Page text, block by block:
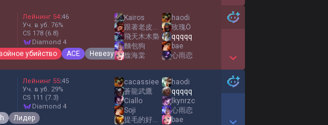
Show More Detail Games
Лейнинг 54:46
Уч. в уб. 76%
CS 178 (6.8)
diamond 4
убийство ACE Невезучий
Kairos
跟著老皮一起嗨
飛天木木梟
麵包狗
馥海棠
haodi
玫瑰Ö
qqqqq
bae
心雨恋
Show More Detail Games
Лейнинг 55:45
Уч. в уб. 29%
CS 111 (7.3)
diamond 4
Лидер
cacassiee
蒼龍武鷹
Ciallo
Soji
提毛的好夥伴提菇
haodi
qqqqq
lkynrzc
心雨恋
bae